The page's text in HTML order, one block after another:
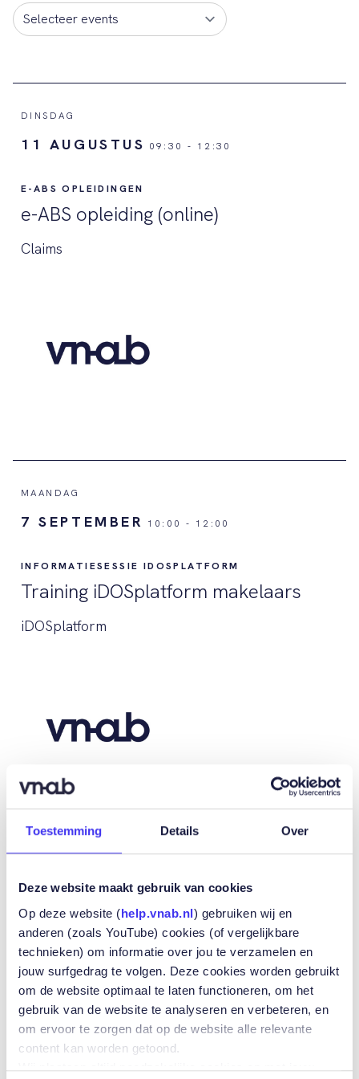
Toestemming Details Over
Deze website maakt gebruik van cookies
Op deze website (help.vnab.nl) gebruiken wij en
anderen (zoals YouTube) cookies (of vergelijkbare
technieken) om informatie over jou te verzamelen en
jouw surfgedrag te volgen. Deze cookies worden gebruikt
om de website optimaal te laten functioneren, om het
gebruik van de website te analyseren en verbeteren, en
om ervoor te zorgen dat op de website alle relevante
content kan worden getoond.
Wij plaatsen altijd noodzakelijke cookies en met jouw
DINSDAG
11 AUGUSTUS 09:30 - 12:30
E-ABS OPLEIDINGEN
e-ABS opleiding (online)
Claims
MAANDAG
7 SEPTEMBER 10:00 - 12:00
INFORMATIESESSIE IDOSPLATFORM
Training iDOSplatform makelaars
iDOSplatform
7 SEPTEMBER
INFORMATIESESSIE IDOSPLATFORM
Training iDOSplatform verzekeraars
iDOSplatform